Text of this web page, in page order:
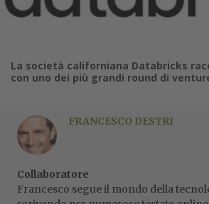
La società californiana Databricks
con uno dei più grandi round di
FRANCESCO DESTRI
Collaboratore
Francesco segue il mondo della